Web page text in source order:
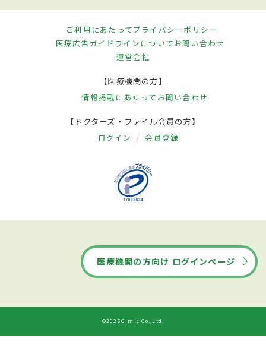
ご利用にあたってプライバシーポリシー
医療広告ガイドラインについてお問い合わせ
運営会社
【医療機関の方】
情報掲載にあたって お問い合わせ
【ドクターズ・ファイル会員の方】
ログイン 会員登録
医療機関の方向け ログインページ
©2026Gimic Co.,Ltd.